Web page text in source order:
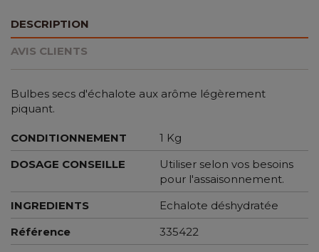
DESCRIPTION
AVIS CLIENTS
Bulbes secs d'échalote aux arôme légèrement
piquant.
CONDITIONNEMENT
1 Kg
DOSAGE CONSEILLE
Utiliser selon vos besoins
pour l'assaisonnement.
INGREDIENTS
Echalote déshydratée
Référence
335422